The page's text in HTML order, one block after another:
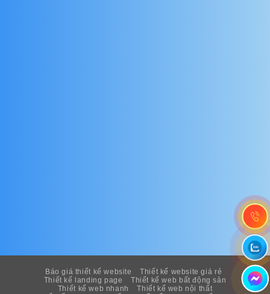
Báo giá thiết kế website
Thiết kế website giá rẻ
Thiết kế landing page
Thiết kế web bất động sản
Thiết kế web nhanh
Thiết kế web nội thất